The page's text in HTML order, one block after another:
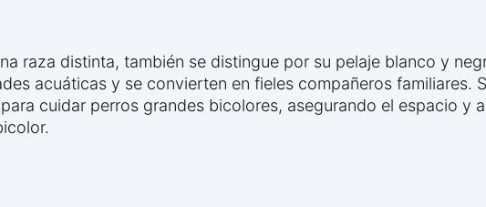
raza distinta, también se distingue por su pelaje blanco y
acuáticas y se convierten en fieles compañeros familiares.
cuidar perros grandes bicolores, asegurando el espacio y